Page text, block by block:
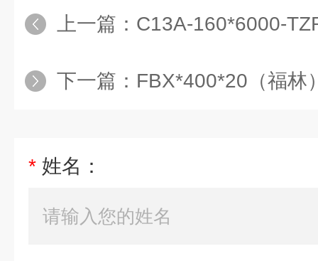
上一篇： C13A-160*6000-TZR
下一篇： FBX*400*20（福林
* 姓名：